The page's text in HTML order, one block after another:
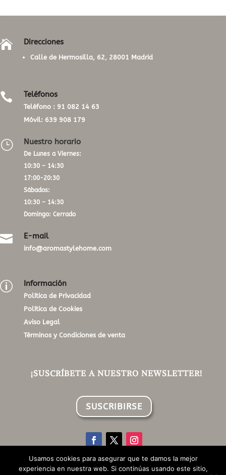
 Direcciones
Calle de Hermosilla, 62, 28001 Madrid
 Teléfonos
Teléfono : 91 082 14 63
Móvil: 639 908 179
} Nuestro horario
De Lunes a Viernes:
10:30 – 14:30
17:00-20:30
Sábados:
10:30 – 14:30
Domingo: Cerrado
 E-mail
info@aromastylehome.com
p Información
Política de Privacidad
Política de Cookies
Aviso Legal
Términos y Condiciones de venta
¡SUSCRÍBETE A NUESTRO NEWSLETTER!
SUSCRIBIRSE
Usamos cookies para asegurar que te damos la mejor
experiencia en nuestra web. Si continúas usando este sitio,